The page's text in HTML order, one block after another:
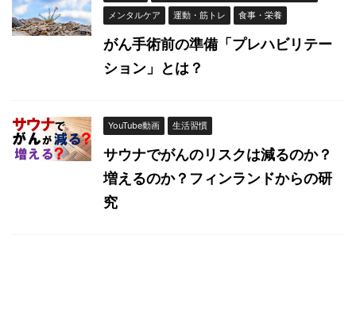
メンタルケア
運動・筋トレ 食事・栄養
がん手術前の準備「プレハビリテー
ション」とは？
YouTube動画 生活習慣
サウナでがんのリスクは減るのか？
増えるのか？フィンランドからの研
究